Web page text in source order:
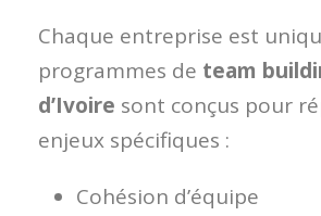
Chaque entreprise est
programmes de team
d’Ivoire sont conçus pour
enjeux spécifiques :
Cohésion d’équipe